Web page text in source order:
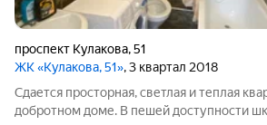
проспект Кулакова,51
ЖК «Кулакова, 51», 3 квартал 2018
Сдается просторная, светлая и теплая
добротном доме. В пешей доступности